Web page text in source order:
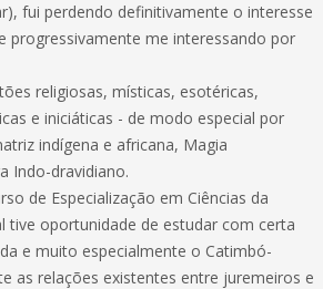
fui perdendo definitivamente o interesse
progressivamente me interessando por
religiosas, místicas, esotéricas,
e iniciáticas - de modo especial por
indígena e africana, Magia
Indo-dravidiano.
de Especialização em Ciências da
tive oportunidade de estudar com certa
e muito especialmente o Catimbó-
as relações existentes entre juremeiros e